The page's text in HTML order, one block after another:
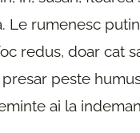
Le rumenesc
redus, doar cat
peste
ai la